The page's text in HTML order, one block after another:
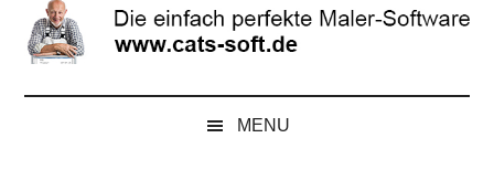
Magazin
für
Maler
und
MENU